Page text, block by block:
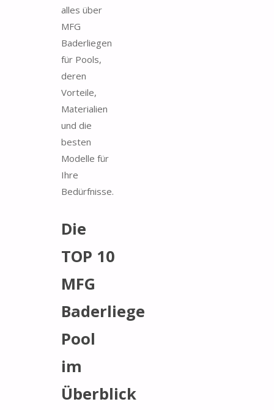
alles über
MFG
Baderliegen
für Pools,
deren
Vorteile,
Materialien
und die
besten
Modelle für
Ihre
Bedürfnisse.
Die
TOP 10
MFG
Baderliege
Pool
im
Überblick